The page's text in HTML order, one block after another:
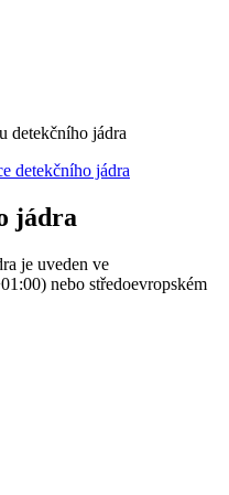
detekčního jádra
detekčního jádra
jádra
je uveden ve
nebo středoevropském